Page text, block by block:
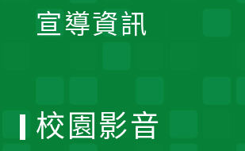
宣導資訊
校園影音